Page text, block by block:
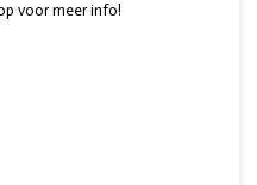
voor meer info!